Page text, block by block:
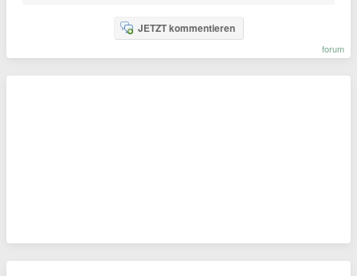
JETZT kommentieren
forum